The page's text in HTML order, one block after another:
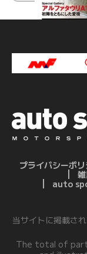
プライバシーポ
auto
当サイトに掲載さ
The total of